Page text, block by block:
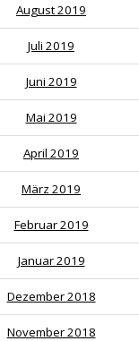
August 2019
Juli 2019
Juni 2019
Mai 2019
April 2019
März 2019
Februar 2019
Januar 2019
Dezember 2018
November 2018